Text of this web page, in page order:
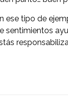
ese tipo de
sentimientos